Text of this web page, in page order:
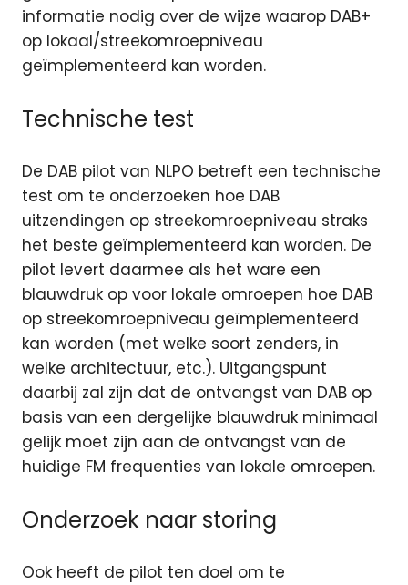
informatie nodig over de wijze waarop DAB+
op lokaal/streekomroepniveau
geïmplementeerd kan worden.
Technische test
De DAB pilot van NLPO betreft een technische
test om te onderzoeken hoe DAB
uitzendingen op streekomroepniveau straks
het beste geïmplementeerd kan worden. De
pilot levert daarmee als het ware een
blauwdruk op voor lokale omroepen hoe DAB
op streekomroepniveau geïmplementeerd
kan worden (met welke soort zenders, in
welke architectuur, etc.). Uitgangspunt
daarbij zal zijn dat de ontvangst van DAB op
basis van een dergelijke blauwdruk minimaal
gelijk moet zijn aan de ontvangst van de
huidige FM frequenties van lokale omroepen.
Onderzoek naar storing
Ook heeft de pilot ten doel om te